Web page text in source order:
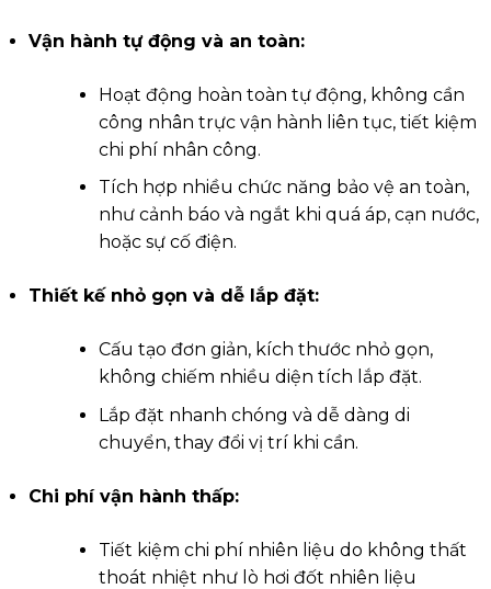
Vận hành tự động và an toàn:
Hoạt động hoàn toàn tự động, không cần
công nhân trực vận hành liên tục, tiết kiệm
chi phí nhân công.
Tích hợp nhiều chức năng bảo vệ an toàn,
như cảnh báo và ngắt khi quá áp, cạn nước,
hoặc sự cố điện.
Thiết kế nhỏ gọn và dễ lắp đặt:
Cấu tạo đơn giản, kích thước nhỏ gọn,
không chiếm nhiều diện tích lắp đặt.
Lắp đặt nhanh chóng và dễ dàng di
chuyển, thay đổi vị trí khi cần.
Chi phí vận hành thấp:
Tiết kiệm chi phí nhiên liệu do không thất
thoát nhiệt như lò hơi đốt nhiên liệu